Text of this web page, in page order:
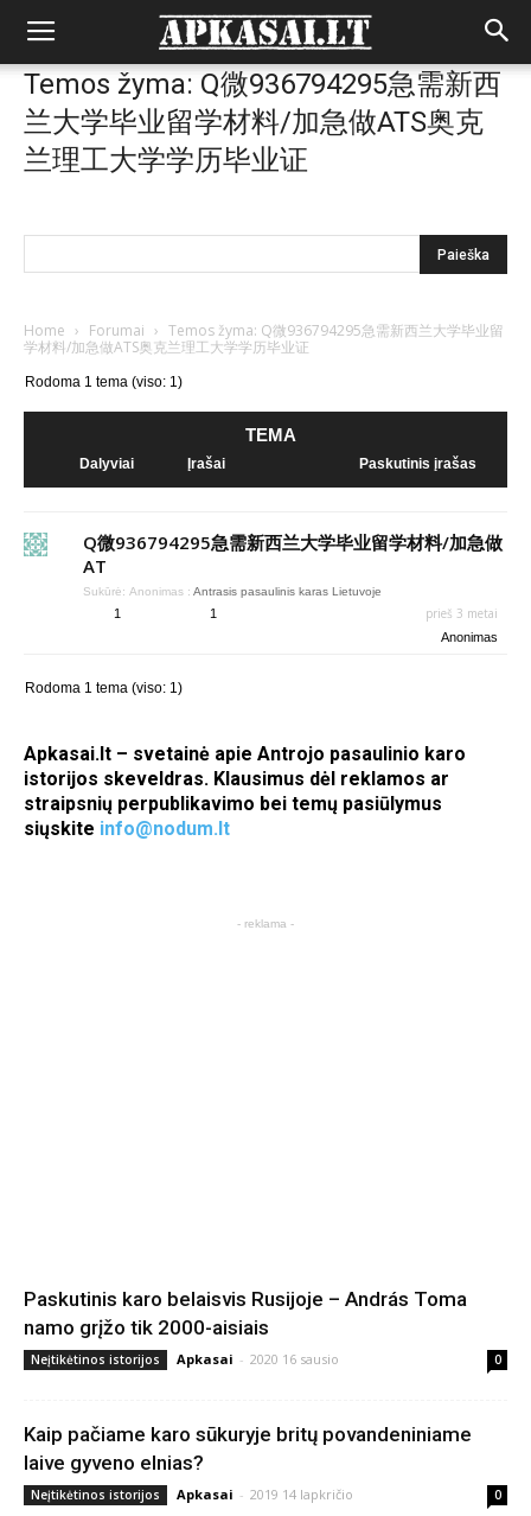
Temos žyma: Q微936794295急需新西
兰大学毕业留学材料/加急做ATS奥克
兰理工大学学历毕业证
Home › Forumai › Temos žyma: Q微936794295急需新西兰大学毕业留
学材料/加急做ATS奥克兰理工大学学历毕业证
Rodoma 1 tema (viso: 1)
TEMA
Dalyviai Įrašai Paskutinis įrašas
Q微936794295急需新西兰大学毕业留学材料/加急做
AT
Sukūrė: Anonimas : Antrasis pasaulinis karas Lietuvoje
1 1 prieš 3 metai
Anonimas
Rodoma 1 tema (viso: 1)
Apkasai.lt – svetainė apie Antrojo pasaulinio karo
istorijos skeveldras. Klausimus dėl reklamos ar
straipsnių perpublikavimo bei temų pasiūlymus
siųskite info@nodum.lt
- reklama -
Paskutinis karo belaisvis Rusijoje – András Toma
namo grįžo tik 2000-aisiais
Neįtikėtinos istorijos Apkasai - 2020 16 sausio 0
Kaip pačiame karo sūkuryje britų povandeniniame
laive gyveno elnias?
Neįtikėtinos istorijos Apkasai - 2019 14 lapkričio 0